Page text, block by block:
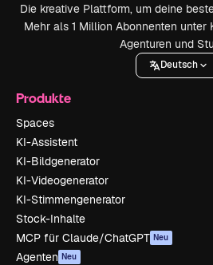
Die kreative Plattform, um deine
Mehr als 1 Million Abonnenten unter
Agenturen und
Deutsch
Produkte
Spaces
KI-Assistent
KI-Bildgenerator
KI-Videogenerator
KI-Stimmengenerator
Stock-Inhalte
MCP für Claude/ChatGPT Neu
Agenten Neu